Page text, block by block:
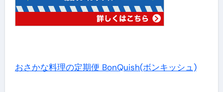
おさかな料理の定期便 BonQuish(ボンキッシュ)